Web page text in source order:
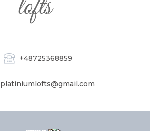
+48725368859
platiniumlofts@gmail.com